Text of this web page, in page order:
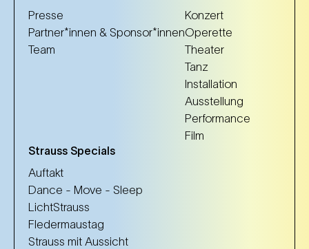
Presse
Partner*innen & Sponsor*innen
Team
Konzert
Operette
Theater
Tanz
Installation
Ausstellung
Performance
Film
Strauss Specials
Auftakt
Dance - Move - Sleep
LichtStrauss
Fledermaustag
Strauss mit Aussicht